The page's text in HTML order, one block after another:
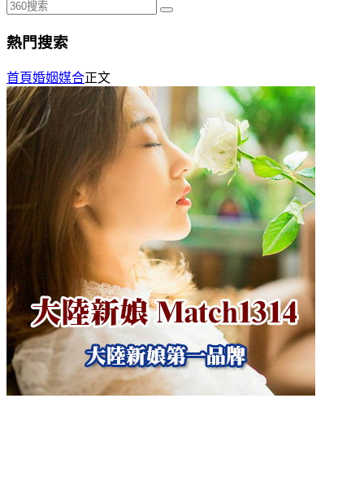
熱門搜索
首頁婚姻媒合正文